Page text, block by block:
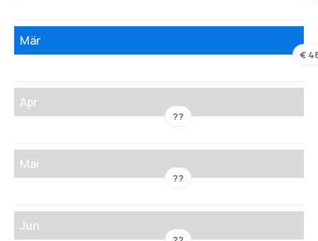
Mär
€
Apr
??
Mai
??
Jun